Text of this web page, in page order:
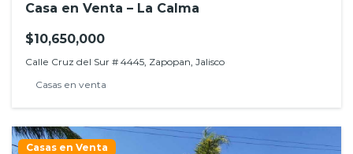
Casa en Venta – La Calma
$10,650,000
Calle Cruz del Sur # 4445, Zapopan, Jalisco
Casas en venta
Casas en Venta